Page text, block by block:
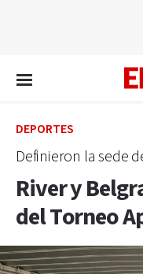
DEPORTES
Definieron la sede
River y
del Torneo